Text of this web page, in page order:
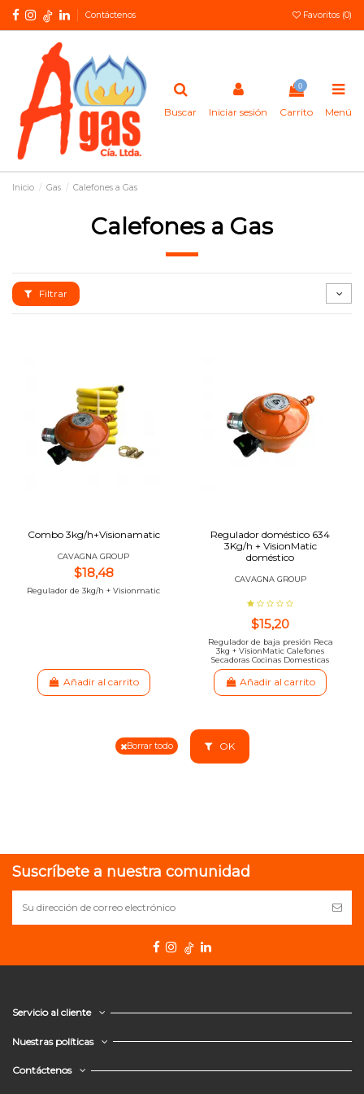
Contáctenos Favoritos (0)
Buscar Iniciar sesión
0
Carrito Menú
Inicio Gas Calefones a Gas
Calefones a Gas
Filtrar
Combo 3kg/h+Visionamatic
CAVAGNA GROUP
$18,48
Regulador de 3kg/h + Visionmatic
Añadir al carrito
Regulador doméstico 634
3Kg/h + VisionMatic
doméstico
CAVAGNA GROUP
$15,20
Regulador de baja presión Reca
3kg + VisionMatic Calefones
Secadoras Cocinas Domesticas
Añadir al carrito
Borrar todo OK
Suscríbete a nuestra comunidad
Servicio al cliente
Nuestras políticas
Contáctenos